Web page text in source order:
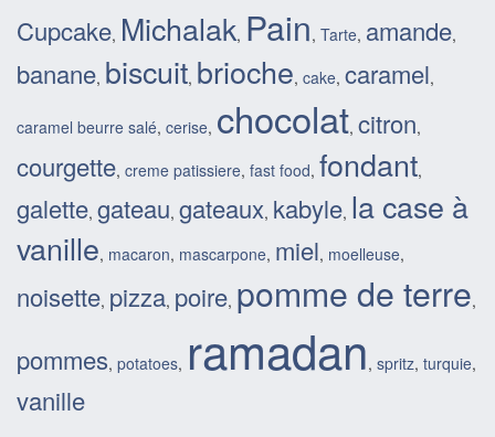
Cupcake, Michalak, Pain, Tarte, amande,
banane, biscuit, brioche, cake, caramel,
caramel beurre salé, cerise, chocolat, citron,
courgette, creme patissiere, fast food, fondant,
galette, gateau, gateaux, kabyle, la case à
vanille, macaron, mascarpone, miel, moelleuse,
noisette, pizza, poire, pomme de terre,
pommes, potatoes, ramadan, spritz, turquie,
vanille